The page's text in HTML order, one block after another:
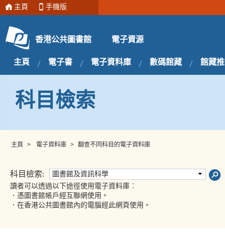
主頁 手機版
香港公共圖書館 電子資源
主頁 電子書 電子資料庫 數碼館藏 館藏
科目檢索
主頁 > 電子資料庫 > 翻查不同科目的電子資料庫
科目檢索:
圖書館及資訊科學
讀者可以透過以下途徑使用電子資料庫︰
．憑圖書館帳戶經互聯網使用。
．在香港公共圖書館內的電腦經此網頁使用。